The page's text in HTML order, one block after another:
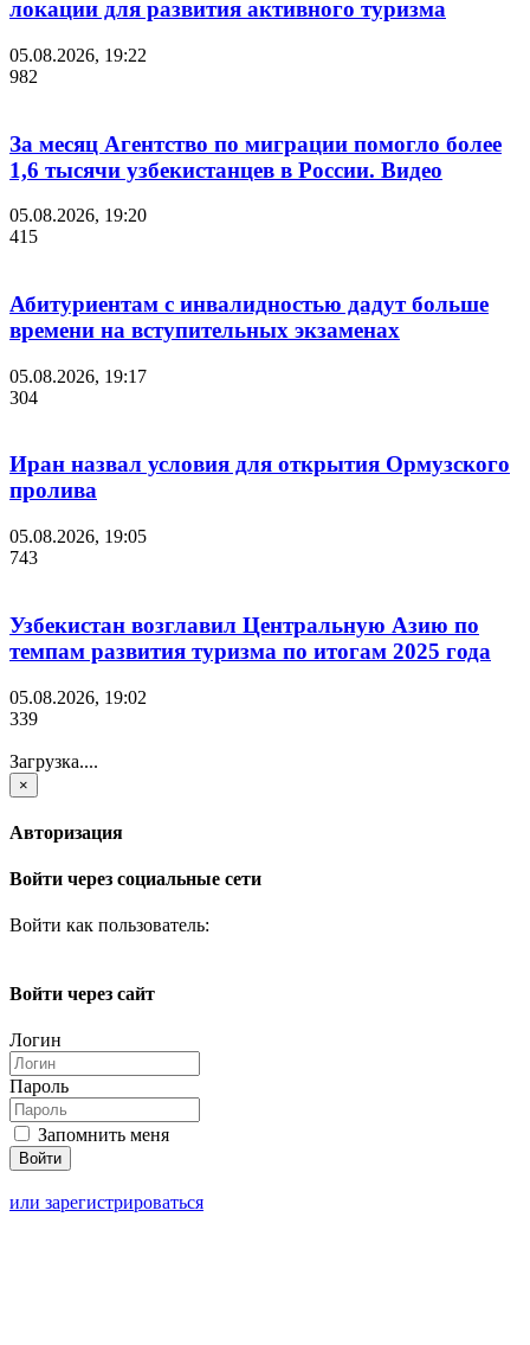
локации для развития активного туризма
05.08.2026, 19:22
982
За месяц Агентство по миграции помогло более
1,6 тысячи узбекистанцев в России. Видео
05.08.2026, 19:20
415
Абитуриентам с инвалидностью дадут больше
времени на вступительных экзаменах
05.08.2026, 19:17
304
Иран назвал условия для открытия Ормузского
пролива
05.08.2026, 19:05
743
Узбекистан возглавил Центральную Азию по
темпам развития туризма по итогам 2025 года
05.08.2026, 19:02
339
Загрузка....
×
Авторизация
Войти через социальные сети
Войти как пользователь:
Войти через сайт
Логин
Пароль
Запомнить меня
или зарегистрироваться